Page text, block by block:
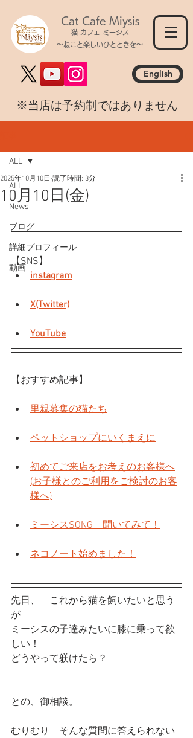
Cat Cafe Miysis
猫 カフェ ミーシス
～ねこと楽しいひとときを～
English
​※当店は予約制ではありません
ALL
News
ブログ
詳細プロフィール
動画
ALL
10月10日(金)
2025年10月10日 読了時間: 3分
【SNS】
instagram
X(Twitter)
YouTube
【おすすめ記事】
里親募集の猫たち
ペットショップにいくまえに
初めてご来店をお考えのお客様へ
(お子様とのご利用をご検討のお客
様へ)
ミーシスSONG　聞いてみて！
ネコノート始めました！
先日、　これから猫を飼いたいと思う
が
ミーシスの子達みたいに膝に乗って欲
しい！
どうやって躾けたら？
との、御相談。
むりむり　そんな質問に答えられない